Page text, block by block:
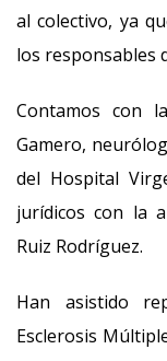
al colectivo, ya
los responsables
Contamos con
Gamero,
del Hospital
jurídicos con la
Ruiz Rodríguez.
Han asistido
Esclerosis